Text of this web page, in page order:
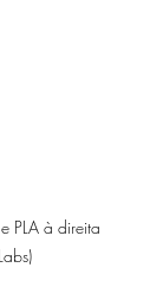
PLA à direita